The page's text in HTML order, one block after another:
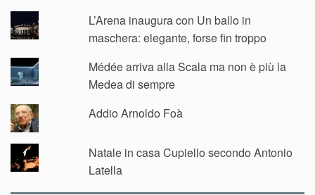
L’Arena inaugura con Un ballo in
maschera: elegante, forse fin troppo
Médée arriva alla Scala ma non è più la
Medea di sempre
Addio Arnoldo Foà
Natale in casa Cupiello secondo Antonio
Latella